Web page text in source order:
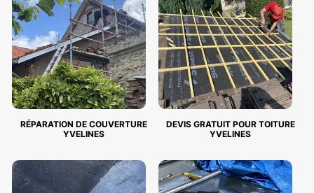
RÉPARATION DE COUVERTURE
YVELINES
DEVIS GRATUIT POUR TOITURE
YVELINES